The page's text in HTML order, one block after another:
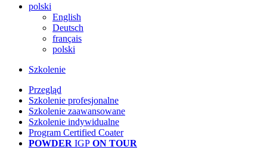
polski
English
Deutsch
français
polski
Szkolenie
Przegląd
Szkolenie profesjonalne
Szkolenie zaawansowane
Szkolenie indywidualne
Program Certified Coater
POWDER IGP ON TOUR